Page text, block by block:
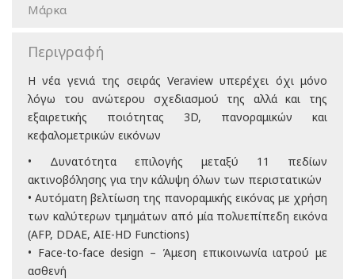
Μάρκα
Περιγραφή
Η νέα γενιά της σειράς Veraview υπερέχει όχι μόνο
λόγω του ανώτερου σχεδιασμού της αλλά και της
εξαιρετικής ποιότητας 3D, πανοραμικών και
κεφαλομετρικών εικόνων
• Δυνατότητα επιλογής μεταξύ 11 πεδίων
ακτινοβόλησης για την κάλυψη όλων των περιστατικών
• Αυτόματη βελτίωση της πανοραμικής εικόνας με χρήση
των καλύτερων τμημάτων από μία πολυεπίπεδη εικόνα
(AFP, DDAE, AIE-HD Functions)
• Face-to-face design – Άμεση επικοινωνία ιατρού με
ασθενή